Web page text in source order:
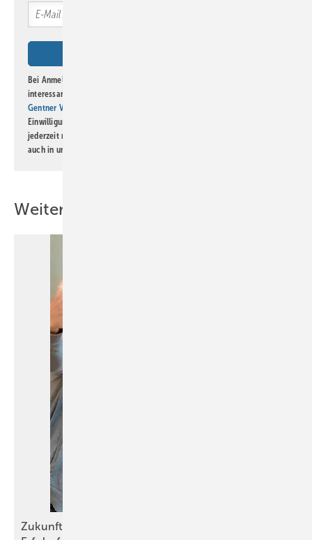
Bei Anmeldung zu diesem Newsletter bin ich damit einverstanden, über
interessante Verlags- und Online-Angebote
Gentner Verlag GmbH & Co. KG
Einwilligung kann ich jederzeit widerrufen und eine Abmeldung ist
jederzeit möglich. Informationen zum Umgang mit Daten finden Sie
auch in unserer
Weitere Inhalte
Zukunft des Handwerks: Faulheit und Neugier als